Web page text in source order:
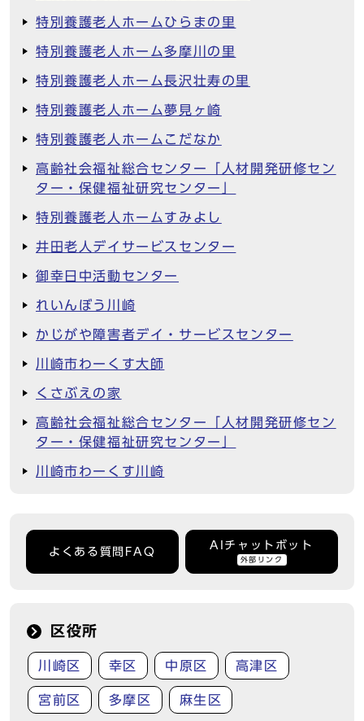
特別養護老人ホームひらまの里
特別養護老人ホーム多摩川の里
特別養護老人ホーム長沢壮寿の里
特別養護老人ホーム夢見ヶ崎
特別養護老人ホームこだなか
高齢社会福祉総合センター「人材開発研修セン
ター・保健福祉研究センター」
特別養護老人ホームすみよし
井田老人デイサービスセンター
御幸日中活動センター
れいんぼう川崎
かじがや障害者デイ・サービスセンター
川崎市わーくす大師
くさぶえの家
高齢社会福祉総合センター「人材開発研修セン
ター・保健福祉研究センター」
川崎市わーくす川崎
よくある質問FAQ
AIチャットボット
外部リンク
区役所
川崎区 幸区 中原区 高津区
宮前区 多摩区 麻生区